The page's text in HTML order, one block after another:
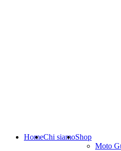
HomeChi siamoShop
Moto